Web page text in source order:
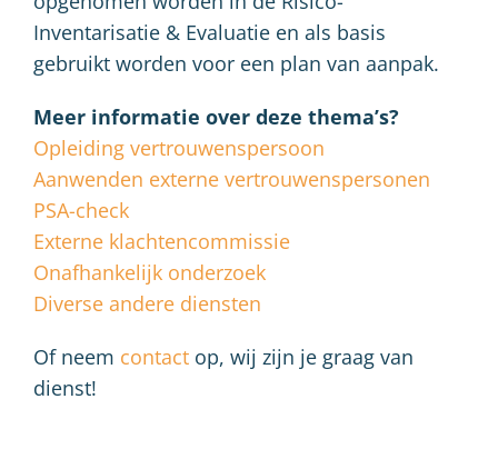
Inventarisatie & Evaluatie en als basis
gebruikt worden voor een plan van aanpak.
Meer informatie over deze thema’s?
Opleiding vertrouwenspersoon
Aanwenden externe vertrouwenspersonen
PSA-check
Externe klachtencommissie
Onafhankelijk onderzoek
Diverse andere diensten
Of neem contact op, wij zijn je graag van
dienst!